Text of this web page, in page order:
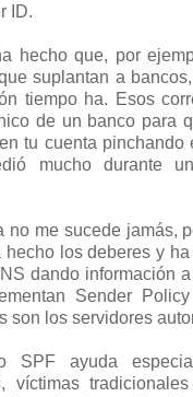
ID.
hecho que, por
suplantan a
tiempo ha. Esos
de un banco para
tu cuenta pinchando
mucho durante
no me sucede jamás,
los deberes y ha
dando información
Sender
son los servidores
SPF ayuda
víctimas